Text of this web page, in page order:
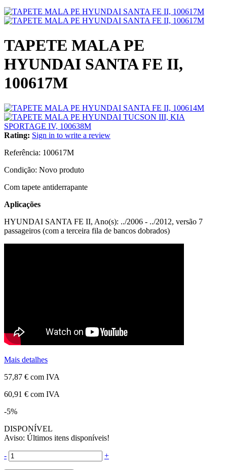
TAPETE MALA PE
HYUNDAI SANTA FE II,
100617M
Rating: Sign in to write a review
Referência: 100617M
Condição: Novo produto
Com tapete antiderrapante
Aplicações
HYUNDAI SANTA FE II, Ano(s): ../2006 - ../2012, versão 7
passageiros (com a terceira fila de bancos dobrados)
Mais detalhes
57,87 € com IVA
60,91 € com IVA
-5%
DISPONÍVEL
Aviso: Últimos itens disponíveis!
- +